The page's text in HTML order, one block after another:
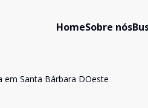
HomeSobre nós
em Santa Bárbara DOeste